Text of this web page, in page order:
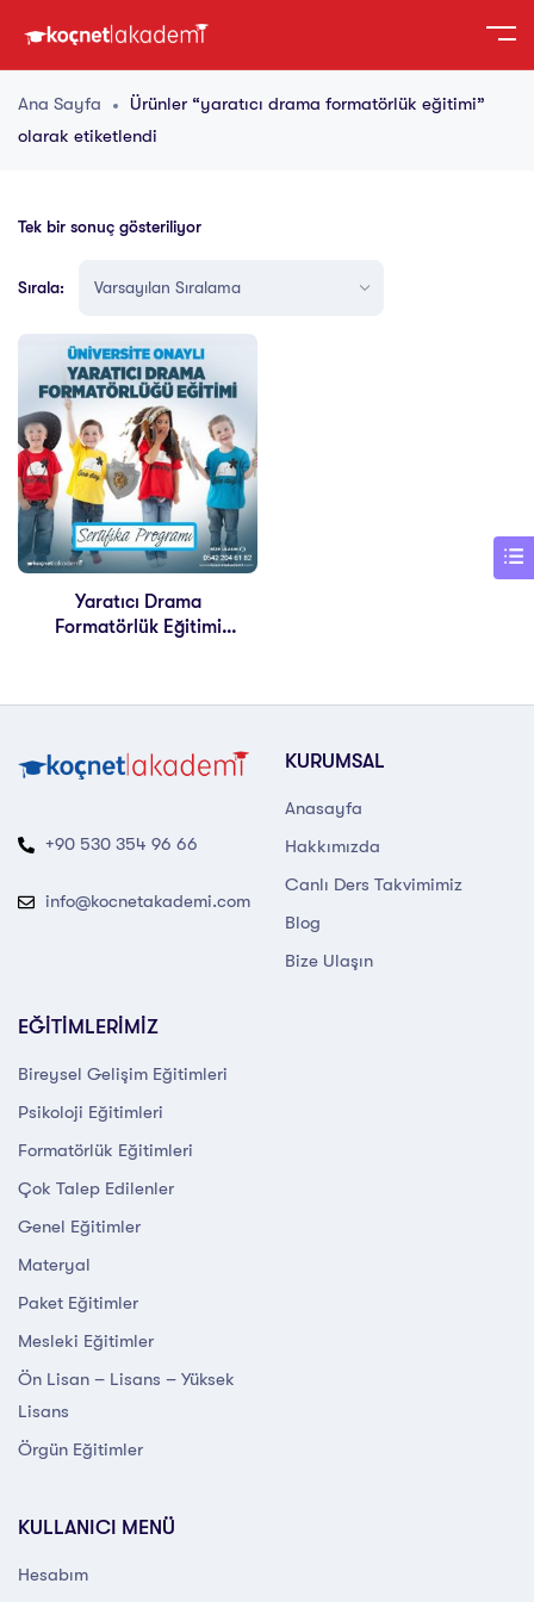
Ana Sayfa
Ürünler “yaratıcı drama formatörlük eğitimi”
olarak etiketlendi
Tek bir sonuç gösteriliyor
Sırala:
Yaratıcı Drama
Formatörlük Eğitimi
+90 530 354 96 66
info@kocnetakademi.com
KURUMSAL
Anasayfa
Hakkımızda
Canlı Ders Takvimimiz
Blog
Bize Ulaşın
EĞİTİMLERİMİZ
Bireysel Gelişim Eğitimleri
Psikoloji Eğitimleri
Formatörlük Eğitimleri
Çok Talep Edilenler
Genel Eğitimler
Materyal
Paket Eğitimler
Mesleki Eğitimler
Ön Lisan – Lisans – Yüksek
Lisans
Örgün Eğitimler
KULLANICI MENÜ
Hesabım